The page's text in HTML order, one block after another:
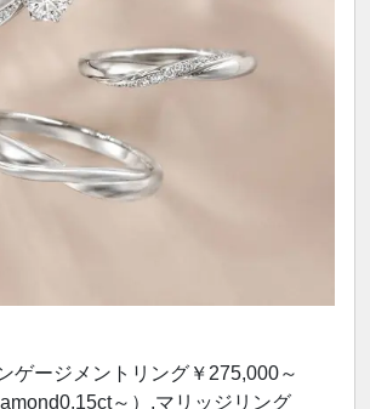
ゲージメントリング￥275,000～
～）,マリッジリング